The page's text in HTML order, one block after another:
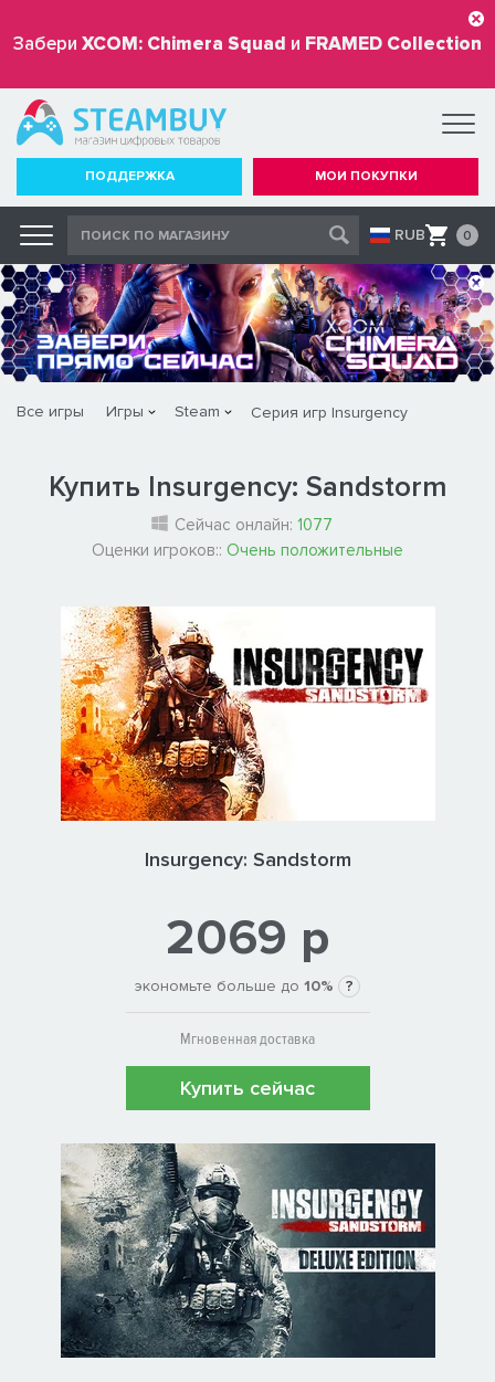
Забери XCOM: Chimera Squad и FRAMED Collection
бесплатно
ПОДДЕРЖКА МОИ ПОКУПКИ
RUB 0
Все игры Игры Steam Серия игр Insurgency
Купить Insurgency: Sandstorm
Сейчас онлайн: 1077
Оценки игроков:: Очень положительные
Insurgency: Sandstorm
2069 р
экономьте больше до 10% ?
Мгновенная доставка
Купить сейчас